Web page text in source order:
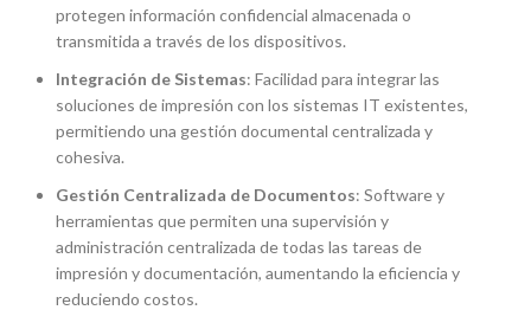
protegen información confidencial almacenada o
transmitida a través de los dispositivos.
Integración de Sistemas: Facilidad para integrar las
soluciones de impresión con los sistemas IT existentes,
permitiendo una gestión documental centralizada y
cohesiva.
Gestión Centralizada de Documentos: Software y
herramientas que permiten una supervisión y
administración centralizada de todas las tareas de
impresión y documentación, aumentando la eficiencia y
reduciendo costos.